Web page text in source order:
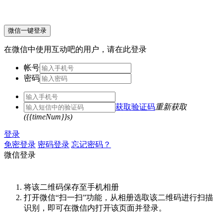
微信一键登录
在微信中使用互动吧的用户，请在此登录
帐号
密码
获取验证码重新获取
({{timeNum}}s)
登录
免密登录 密码登录 忘记密码？
微信登录
将该二维码保存至手机相册
打开微信“扫一扫”功能，从相册选取该二维码进行扫描
识别，即可在微信内打开该页面并登录。